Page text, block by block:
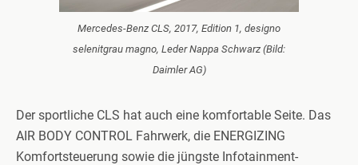
Mercedes-Benz CLS, 2017, Edition 1, designo
selenitgrau magno, Leder Nappa Schwarz (Bild:
Daimler AG)
Der sportliche CLS hat auch eine komfortable Seite. Das
AIR BODY CONTROL Fahrwerk, die ENERGIZING
Komfortsteuerung sowie die jüngste Infotainment-